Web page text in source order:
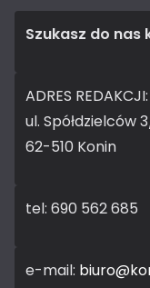
Szukasz do
ADRES REDAKCJI:
ul. Spółdzielców
62-510 Konin
tel: 690 562 685
e-mail: